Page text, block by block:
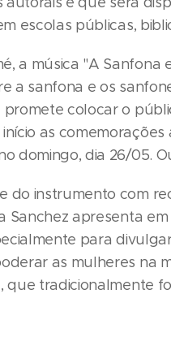
escolas públicas,
a música "A Sanfona
a sanfona e os
colocar o
as comemorações
domingo, dia 26/05.
do instrumento com
Sanchez apresenta
para
as mulheres na
que tradicionalmente